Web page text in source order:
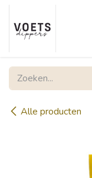
Overslaan naar inhoud
Alle producten